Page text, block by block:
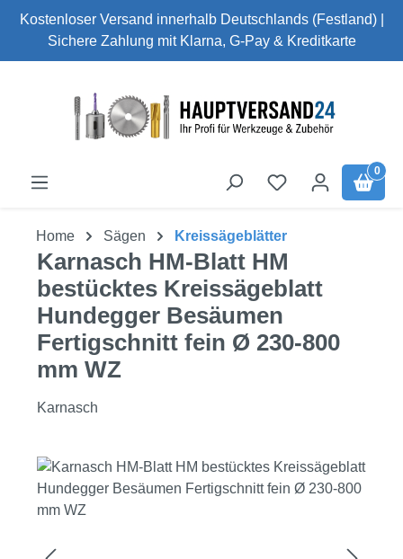
Zum Hauptinhalt springen
Kostenloser Versand innerhalb Deutschlands (Festland) |
Sichere Zahlung mit Klarna, G-Pay & Kreditkarte
0
Home Sägen Kreissägeblätter
Karnasch HM-Blatt HM
bestücktes Kreissägeblatt
Hundegger Besäumen
Fertigschnitt fein Ø 230-800
mm WZ
Karnasch
Bildergalerie überspringen